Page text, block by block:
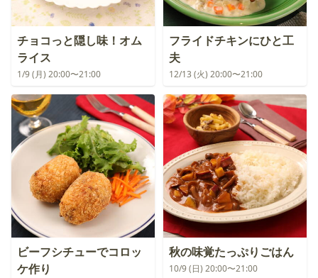
チョコっと隠し味！オム
ライス
1/9 (月) 20:00〜21:00
フライドチキンにひと工
夫
12/13 (火) 20:00〜21:00
ビーフシチューでコロッ
ケ作り
秋の味覚たっぷりごはん
10/9 (日) 20:00〜21:00